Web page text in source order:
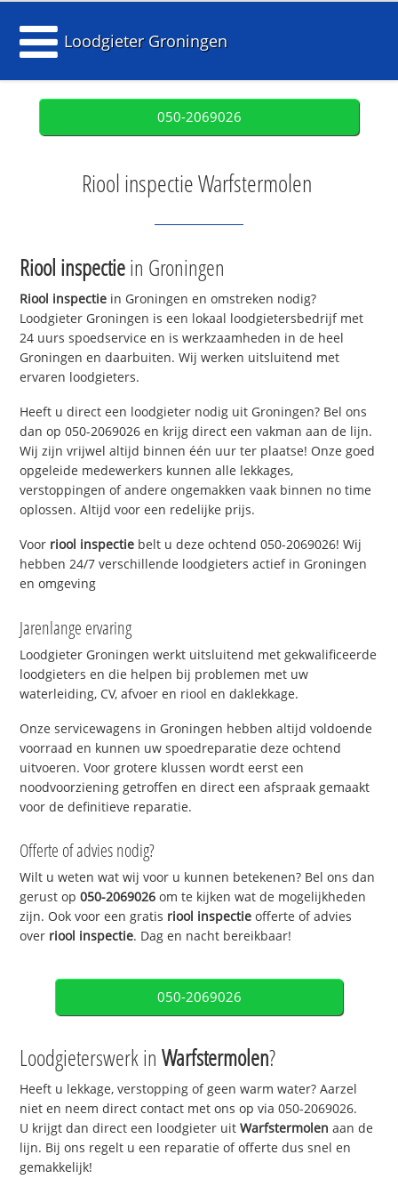
Loodgieter Groningen
050-2069026
Riool inspectie Warfstermolen
Riool inspectiein Groningen
Riool inspectie in Groningen en omstreken nodig?
Loodgieter Groningen is een lokaal loodgietersbedrijf met
24 uurs spoedservice en is werkzaamheden in de heel
Groningen en daarbuiten. Wij werken uitsluitend met
ervaren loodgieters.
Heeft u direct een loodgieter nodig uit Groningen? Bel ons
dan op 050-2069026 en krijg direct een vakman aan de lijn.
Wij zijn vrijwel altijd binnen één uur ter plaatse! Onze goed
opgeleide medewerkers kunnen alle lekkages,
verstoppingen of andere ongemakken vaak binnen no time
oplossen. Altijd voor een redelijke prijs.
Voor riool inspectie belt u deze ochtend 050-2069026! Wij
hebben 24/7 verschillende loodgieters actief in Groningen
en omgeving
Jarenlange ervaring
Loodgieter Groningen werkt uitsluitend met gekwalificeerde
loodgieters en die helpen bij problemen met uw
waterleiding, CV, afvoer en riool en daklekkage.
Onze servicewagens in Groningen hebben altijd voldoende
voorraad en kunnen uw spoedreparatie deze ochtend
uitvoeren. Voor grotere klussen wordt eerst een
noodvoorziening getroffen en direct een afspraak gemaakt
voor de definitieve reparatie.
Offerte of advies nodig?
Wilt u weten wat wij voor u kunnen betekenen? Bel ons dan
gerust op050-2069026 om te kijken wat de mogelijkheden
zijn. Ook voor een gratis riool inspectie offerte of advies
over riool inspectie. Dag en nacht bereikbaar!
050-2069026
Loodgieterswerk inWarfstermolen?
Heeft u lekkage, verstopping of geen warm water? Aarzel
niet en neem direct contact met ons op via 050-2069026.
U krijgt dan direct een loodgieter uitWarfstermolen aan de
lijn. Bij ons regelt u een reparatie of offerte dus snel en
gemakkelijk!